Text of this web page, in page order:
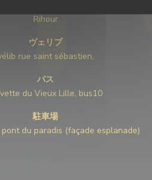
Rihour
ヴェリブ
rue saint sébastien,
バス
du Vieux Lille, bus10
駐車場
du paradis (façade esplanade)